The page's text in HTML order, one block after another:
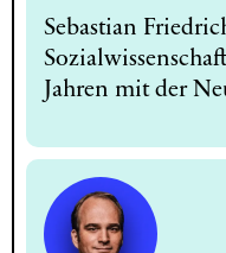
Sebastian
Jahren mit der